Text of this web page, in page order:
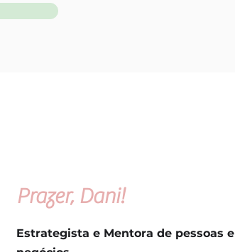
Prazer, Dani!
Estrategista e Mentora de pessoas e